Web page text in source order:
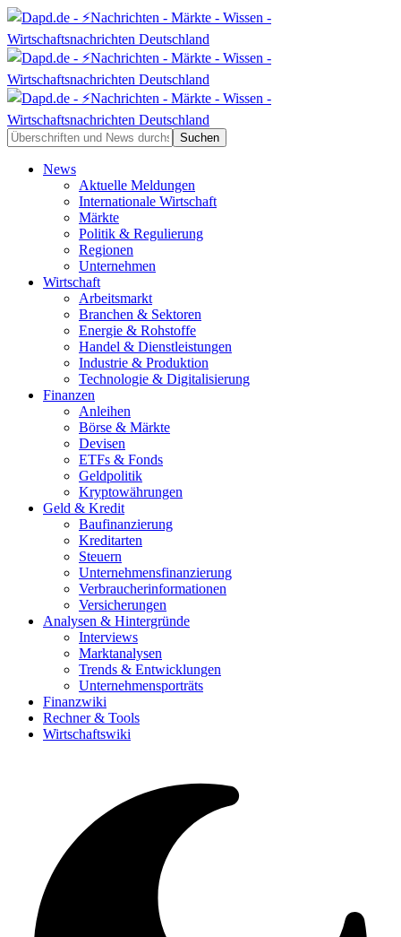
News
Aktuelle Meldungen
Internationale Wirtschaft
Märkte
Politik & Regulierung
Regionen
Unternehmen
Wirtschaft
Arbeitsmarkt
Branchen & Sektoren
Energie & Rohstoffe
Handel & Dienstleistungen
Industrie & Produktion
Technologie & Digitalisierung
Finanzen
Anleihen
Börse & Märkte
Devisen
ETFs & Fonds
Geldpolitik
Kryptowährungen
Geld & Kredit
Baufinanzierung
Kreditarten
Steuern
Unternehmensfinanzierung
Verbraucherinformationen
Versicherungen
Analysen & Hintergründe
Interviews
Marktanalysen
Trends & Entwicklungen
Unternehmensporträts
Finanzwiki
Rechner & Tools
Wirtschaftswiki